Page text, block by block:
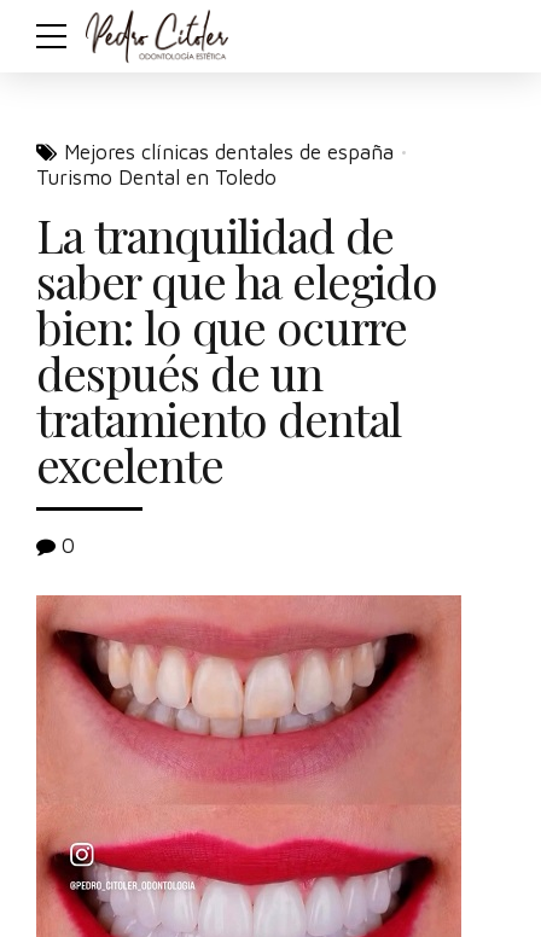
Mejores clínicas dentales de españa
Turismo Dental en Toledo
La tranquilidad de
saber que ha elegido
bien: lo que ocurre
después de un
tratamiento dental
excelente
0